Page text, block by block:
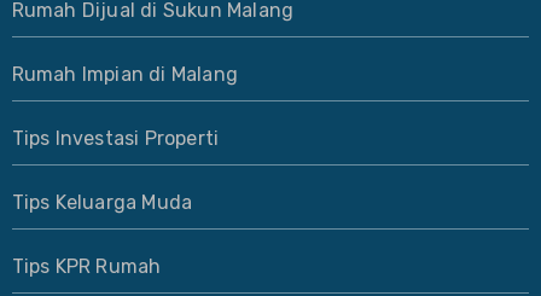
Rumah Dijual di Sukun Malang
Rumah Impian di Malang
Tips Investasi Properti
Tips Keluarga Muda
Tips KPR Rumah